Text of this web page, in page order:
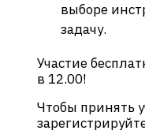
выборе
задачу.
Участие
в 12.00!
Чтобы принять